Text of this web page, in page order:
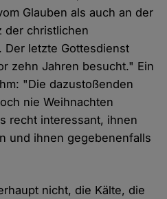
Glauben als auch an der
der christlichen
Der letzte Gottesdienst
zehn Jahren besucht." Ein
"Die dazustoßenden
nie Weihnachten
recht interessant, ihnen
und ihnen gegebenenfalls
nicht, die Kälte, die